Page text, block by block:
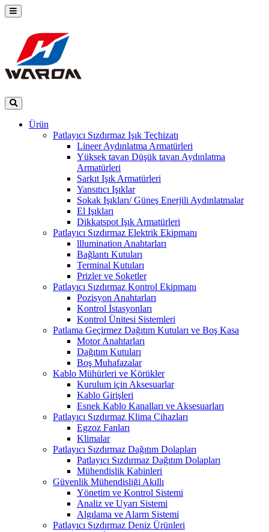
Ürün
Patlayıcı Sızdırmaz Işık Teçhizatı
Lineer Aydınlatma Armatürleri
Yüksek tavan Düşük tavan Aydınlatma
Armatürleri
Sarkıt Işık Armatürleri
Yansıtıcı Işıklar
Sokak Işıkları/ Güneş Enerjili Aydınlatmalar
El Işıkları
Dikkatspot Işık Armatürleri
Patlayıcı Sızdırmaz Elektrik Ekipmanı
lllumination Anahtarları
Bağlantı Kutuları
Terminal Kutuları
Prizler ve Soketler
Patlayıcı Sızdırmaz Kontrol Ekipmanı
Pozisyon Anahtarları
Kontrol İstasyonları
Kontrol Ünitesi Sistemleri
Patlama Geçirmez Dağıtım Kutuları ve Boş Kasa
Motor Anahtarları
Dağıtım Kutuları
Boş Muhafazalar
Kablo Mühürleri ve Körükler
Kurulum için Aksesuarlar
Kablo Girişleri
Esnek Kablo Kanalları ve Aksesuarları
Patlayıcı Sızdırmaz Klima Cihazları
Egzoz Fanları
Klimalar
Patlayıcı Sızdırmaz Dağıtım Dolapları
Patlayıcı Sızdırmaz Dağıtım Dolapları
Mühendislik Kabinleri
Güvenlik Mühendisliği Akıllı
Yönetim ve Kontrol Sistemi
Analiz ve Uyarı Sistemi
Algılama ve Alarm Sistemi
Patlayıcı Sızdırmaz Deniz Ürünleri